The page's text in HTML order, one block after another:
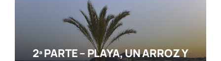
2ª PARTE – PLAYA, UN ARROZ Y